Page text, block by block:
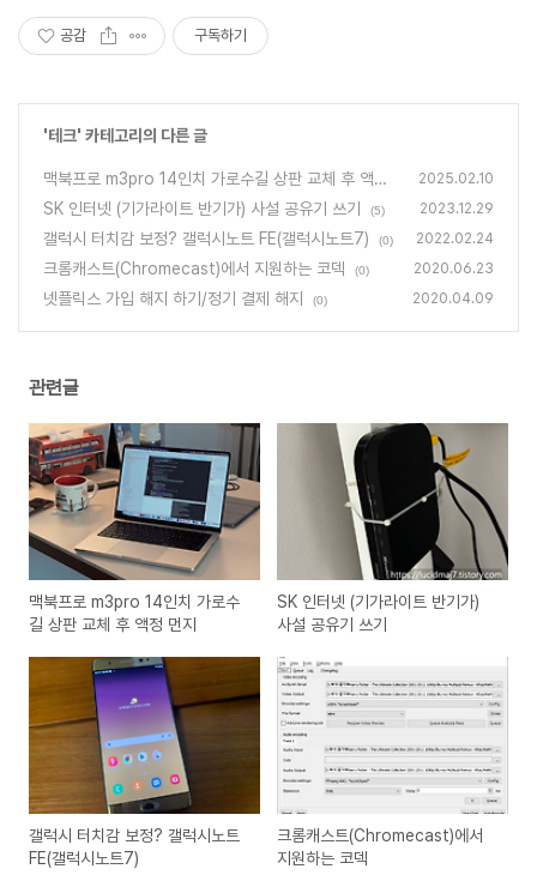
공감 구독하기
'테크' 카테고리의 다른 글
맥북프로 m3pro 14인치 가로수길 상판 교체 후 액정
먼지
(0)
2025.02.10
SK 인터넷 (기가라이트 반기가) 사설 공유기 쓰기 (5) 2023.12.29
갤럭시 터치감 보정? 갤럭시노트 FE(갤럭시노트7) (0) 2022.02.24
크롬캐스트(Chromecast)에서 지원하는 코덱 (0) 2020.06.23
넷플릭스 가입 해지 하기/정기 결제 해지 (0) 2020.04.09
관련글
맥북프로 m3pro 14인치 가로수
길 상판 교체 후 액정 먼지
SK 인터넷 (기가라이트 반기가)
사설 공유기 쓰기
갤럭시 터치감 보정? 갤럭시노트
FE(갤럭시노트7)
크롬캐스트(Chromecast)에서
지원하는 코덱